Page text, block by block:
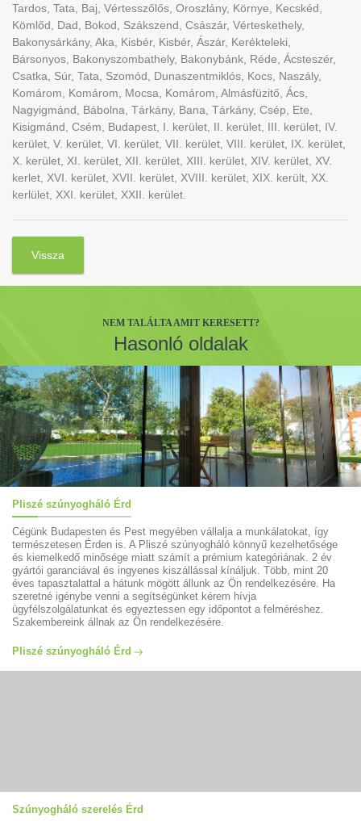
Tardos, Tata, Baj, Vértesszőlős, Oroszlány, Környe, Kecskéd,
Kömlőd, Dad, Bokod, Szákszend, Császár, Vérteskethely,
Bakonysárkány, Aka, Kisbér, Kisbér, Ászár, Kerékteleki,
Bársonyos, Bakonyszombathely, Bakonybánk, Réde, Ácsteszér,
Csatka, Súr, Tata, Szomód, Dunaszentmiklós, Kocs, Naszály,
Komárom, Komárom, Mocsa, Komárom, Almásfüzitő, Ács,
Nagyigmánd, Bábolna, Tárkány, Bana, Tárkány, Csép, Ete,
Kisigmánd, Csém, Budapest, I. kerület, II. kerület, III. kerület, IV.
kerület, V. kerület, VI. kerület, VII. kerület, VIII. kerület, IX. kerület,
X. kerület, XI. kerület, XII. kerület, XIII. kerület, XIV. kerület, XV.
kerlet, XVI. kerület, XVII. kerület, XVIII. kerület, XIX. került, XX.
kerlület, XXI. kerület, XXII. kerület.
Vissza
NEM TALÁLTA AMIT KERESETT?
Hasonló oldalak
Pliszé szúnyogháló Érd
Cégünk Budapesten és Pest megyében vállalja a munkálatokat, így
természetesen Érden is. A Pliszé szúnyogháló könnyű kezelhetősége
és kiemelkedő minősége miatt számít a prémium kategóriának. 2 év
gyártói garanciával és ingyenes kiszállással kínáljuk. Több, mint 20
éves tapasztalattal a hátunk mögött állunk az Ön rendelkezésére. Ha
szeretné igénybe venni a segítségünket kérem hívja
ügyfélszolgálatunkat és egyeztessen egy időpontot a felméréshez.
Szakembereink állnak az Ön rendelkezésére.
Pliszé szúnyogháló Érd
Szúnyogháló szerelés Érd